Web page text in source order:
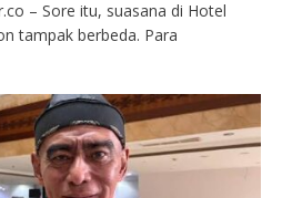
– Sore itu, suasana di Hotel
tampak berbeda. Para